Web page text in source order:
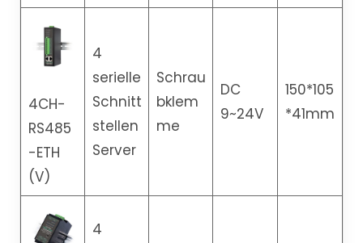
4CH-
RS485
-ETH
(V)
4
serielle
Schnitt
stellen
Server
Schrau
bklem
me
DC
9~24V
150*105
*41mm
4